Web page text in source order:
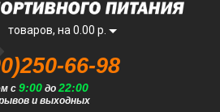
товаров, на 0.00 р.
66-98
с 9:00до 22:00
и выходных